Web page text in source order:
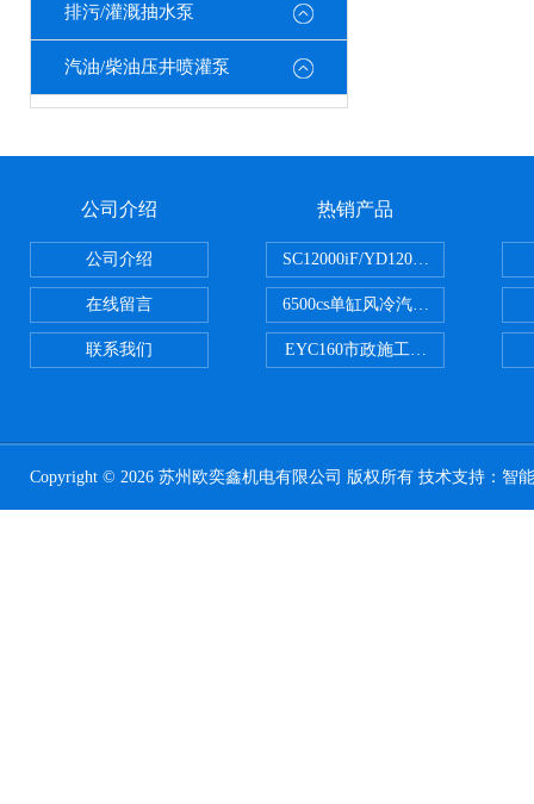
排污/灌溉抽水泵
汽油/柴油压井喷灌泵
公司介绍
公司介绍
在线留言
联系我们
热销产品
SC12000iF/YD12000大疆T30用
6500cs单缸风冷汽油发电机小型
EYC160市政施工用路面切割机配
Copyright © 2026 苏州欧奕鑫机电有限公司 版权所有 技术支持： 智